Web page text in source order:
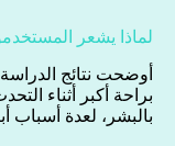
لماذا يشعر
أوضحت نتائج
براحة أكبر أثناء
بالبشر، لعدة أسباب